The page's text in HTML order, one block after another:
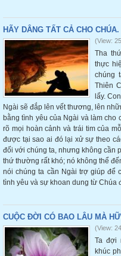
HÃY DÂNG TẤT CẢ CHO CHÚA.
(View:
Tha
thực
chúng
Thiên
lấy.
Ngài sẽ đắp lên vết thương, lên
bằng tình yêu của Ngài và làm cho
rõ mọi hoàn cảnh và trái tim của
được tại sao ai đó lại xử sự theo
đối với chúng ta, nhưng không cần
thứ thường rất khó; nó không thể
nói chúng ta cần Ngài trợ giúp để
tình yêu và sự khoan dung từ Chúa
CUỘC ĐỜI CÓ BAO LÂU MÀ
(View:
Ta đợi
khúc